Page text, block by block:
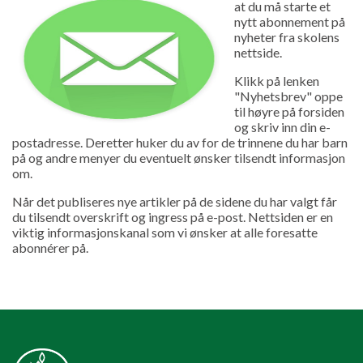
at du må starte et
nytt abonnement på
nyheter fra skolens
nettside.
Klikk på lenken
"Nyhetsbrev" oppe
til høyre på forsiden
og skriv inn din e-
postadresse. Deretter huker du av for de trinnene du har barn
på og andre menyer du eventuelt ønsker tilsendt informasjon
om.
Når det publiseres nye artikler på de sidene du har valgt får
du tilsendt overskrift og ingress på e-post. Nettsiden er en
viktig informasjonskanal som vi ønsker at alle foresatte
abonnérer på.